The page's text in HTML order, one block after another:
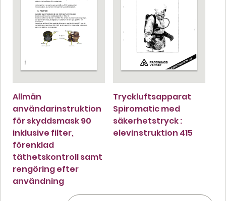
Allmän
användarinstruktion
för skyddsmask 90
inklusive filter,
förenklad
täthetskontroll samt
rengöring efter
användning
Tryckluftsapparat
Spiromatic med
säkerhetstryck :
elevinstruktion 415